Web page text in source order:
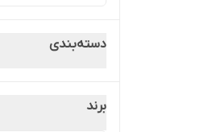
دسته‌بندی
برند